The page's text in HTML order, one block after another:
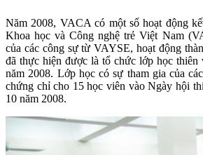
Năm 2008, VACA có một số hoạt động
Khoa học và Công nghệ trẻ Việt Nam
của các công sự từ VAYSE, hoạt động
đã thực hiện được là tổ chức lớp học thiên
năm 2008. Lớp học có sự tham gia của
chứng chỉ cho 15 học viên vào Ngày hội
10 năm 2008.